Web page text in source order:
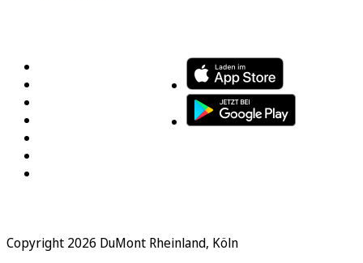
Copyright 2026 DuMont Rheinland, Köln